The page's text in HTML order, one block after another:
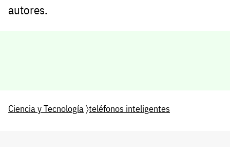
autores.
Ciencia y Tecnología〉teléfonos inteligentes